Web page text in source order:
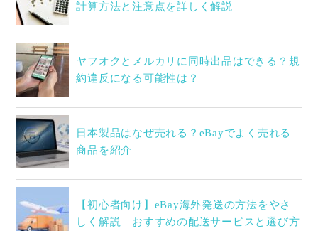
計算方法と注意点を詳しく解説
ヤフオクとメルカリに同時出品はできる？規
約違反になる可能性は？
日本製品はなぜ売れる？eBayでよく売れる
商品を紹介
【初心者向け】eBay海外発送の方法をやさ
しく解説｜おすすめの配送サービスと選び方